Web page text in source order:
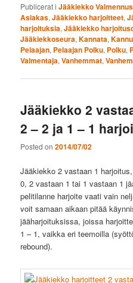
Publicerat i Jääkiekko
Asiakas,Jääkiekko harjoitteet,
harjoituksia,Jääkiekko
Jääkiekkoseura,Kannata,
Pelaajan, Pelaajan Polku, Polku,
Valmentaja,Vanhemmat,
Jääkiekko 2
2 – 2 ja 1 – 1
Posted on2014/07/02
Jääkiekko 2 vastaan 1
0, 2 vastaan 1 tai 1 vastaan 1
pelitilanne harjoite vaati vain
voit samaan aikaan pitää
jääharjoituksissa, joissa
1 – 1, vaikka eri teemoilla
rebound).